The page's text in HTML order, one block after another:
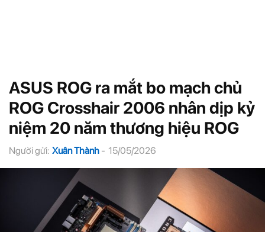
ASUS ROG ra mắt bo mạch chủ
ROG Crosshair 2006 nhân dịp kỷ
niệm 20 năm thương hiệu ROG
Người gửi: Xuân Thành - 15/05/2026